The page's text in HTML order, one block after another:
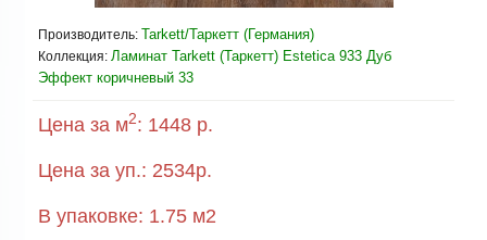
Производитель: Tarkett/Таркетт (Германия)
Коллекция: Ламинат Tarkett (Таркетт) Estetica 933 Дуб
Эффект коричневый 33
Цена за м2: 1448 р.
Цена за уп.: 2534р.
В упаковке: 1.75 м2